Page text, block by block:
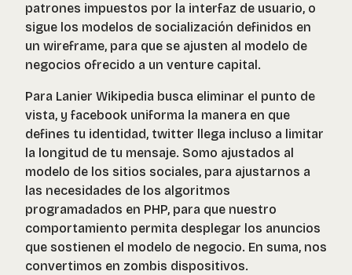
patrones impuestos por la interfaz de usuario, o
sigue los modelos de socialización definidos en
un wireframe, para que se ajusten al modelo de
negocios ofrecido a un venture capital.
Para Lanier Wikipedia busca eliminar el punto de
vista, y facebook uniforma la manera en que
defines tu identidad, twitter llega incluso a limitar
la longitud de tu mensaje. Somo ajustados al
modelo de los sitios sociales, para ajustarnos a
las necesidades de los algoritmos
programadados en PHP, para que nuestro
comportamiento permita desplegar los anuncios
que sostienen el modelo de negocio. En suma, nos
convertimos en zombis dispositivos.